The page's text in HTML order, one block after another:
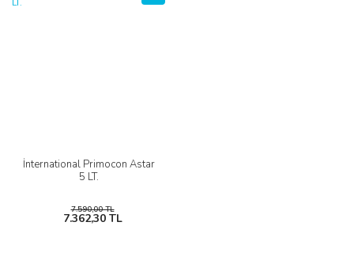
İnternational Primocon Astar
5 LT.
7.590,00 TL
7.362,30 TL